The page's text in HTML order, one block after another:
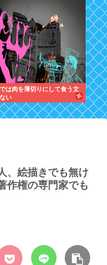
は肉を薄切りにして食う文
い
、絵描きでも無け
作権の専門家でも